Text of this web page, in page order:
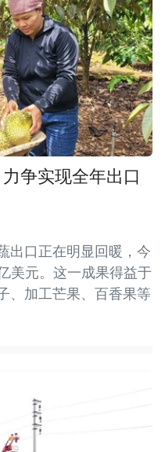
争实现全年出口
出口正在明显回暖，今
美元。这一成果得益于
、加工芒果、百香果等